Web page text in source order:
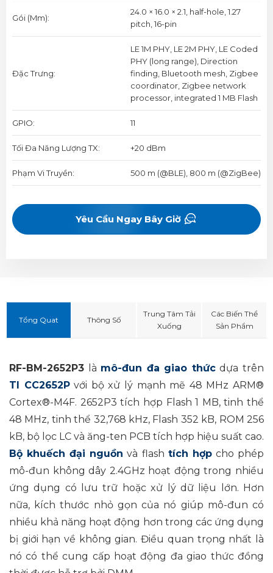
Gói (mm):
24.0 × 16.0 × 2.1, half-hole, 1.27
pitch, 16-pin
Đặc Trưng:
LE 1M PHY, LE 2M PHY, LE Coded
PHY (long range), Direction
finding, Bluetooth mesh, Zigbee
coordinator, Zigbee network
processor, integrated 1 MB Flash
GPIO: 11
Tối Đa Năng Lượng TX: +20 dBm
Phạm Vi Truyền: 500 m (@BLE), 800 m (@ZigBee)
Yêu Cầu Ngay Bây Giờ
Tổng Quat Thông Số
Trung Tâm Tải
Xuống
Các Biến Thể
Sản Phẩm
RF-BM-2652P3 là mô-đun đa giao thứcdựa trên
TI CC2652Pvới bộ xử lý mạnh mẽ 48 MHz ARM®
Cortex®-M4F. 2652P3 tích hợp Flash 1 MB, tinh thể
48 MHz, tinh thể 32,768 kHz, Flash 352 kB, ROM 256
kB, bộ lọc LC và ăng-ten PCB tích hợp hiệu suất cao.
Bộ khuếch đại nguồn và flash tích hợpcho phép
mô-đun không dây 2.4GHz hoạt động trong nhiều
ứng dụng có lưu trữ hoặc xử lý dữ liệu lớn. Hơn
nữa, kích thước nhỏ gọn của nó giúp mô-đun có
nhiều khả năng hoạt động hơn trong các ứng dụng
bị giới hạn về không gian. Điều quan trọng nhất là
nó có thể cung cấp hoạt động đa giao thức đồng